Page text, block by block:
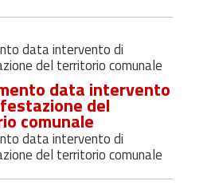
data intervento di
del territorio comunale
data intervento
del
comunale
data intervento di
del territorio comunale